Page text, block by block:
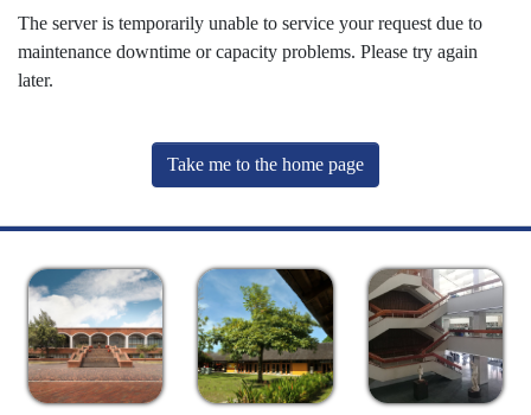
The server is temporarily unable to service your request due to
maintenance downtime or capacity problems. Please try again
later.
Take me to the home page